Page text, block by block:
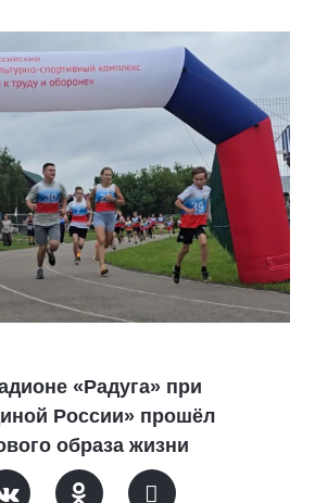
«Радуга» при
России» прошёл
образа жизни